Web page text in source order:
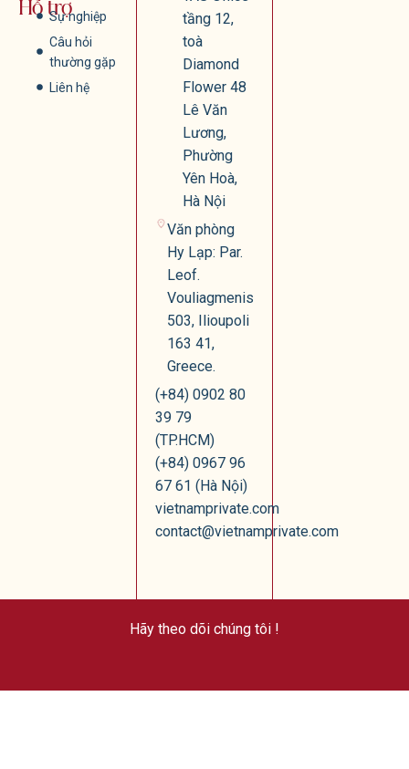
Hỗ trợSự nghiệp
Câu hỏi
thường gặp
Liên hệ
tầng 12,
toà
Diamond
Flower 48
Lê Văn
Lương,
Phường
Yên Hoà,
Hà Nội
Văn phòng
Hy Lạp: Par.
Leof.
Vouliagmenis
503, Ilioupoli
163 41,
Greece.
(+84) 0902 80
39 79
(TP.HCM)
(+84) 0967 96
67 61 (Hà Nội)
vietnamprivate.com
contact@vietnamprivate.com
Hãy theo dõi chúng tôi !